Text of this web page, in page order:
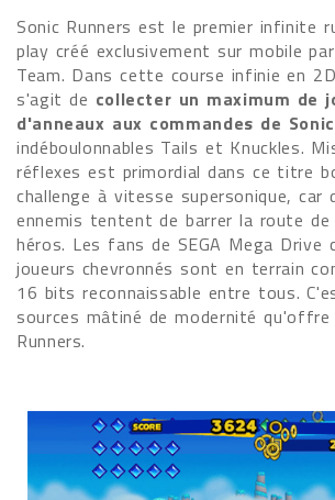
Sonic Runners est le premier infinite
play créé exclusivement sur mobile
Team. Dans cette course infinie en
s'agit de collecter un maximum de
d'anneaux aux commandes de Sonic
indéboulonnables Tails et Knuckles.
réflexes est primordial dans ce titre
challenge à vitesse supersonique, car
ennemis tentent de barrer la route
héros. Les fans de SEGA Mega Drive
joueurs chevronnés sont en terrain
16 bits reconnaissable entre tous.
sources mâtiné de modernité qu'offre
Runners.